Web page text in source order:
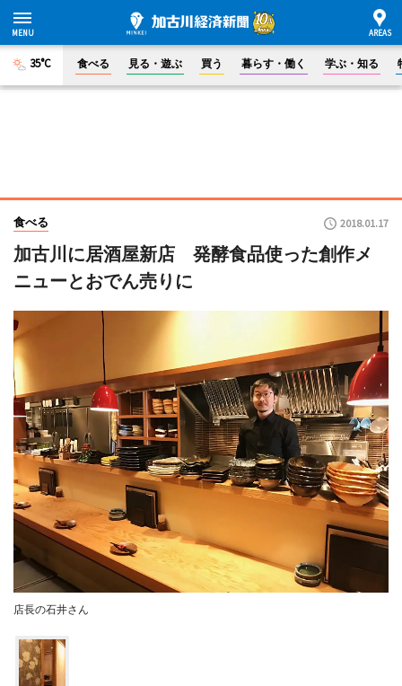
35°C 食べる 見る・遊ぶ 買う 暮らす・働く 学ぶ・知る
食べる 2018.01.17
加古川に居酒屋新店 発酵食品使った創作メ
ニューとおでん売りに
店長の石井さん